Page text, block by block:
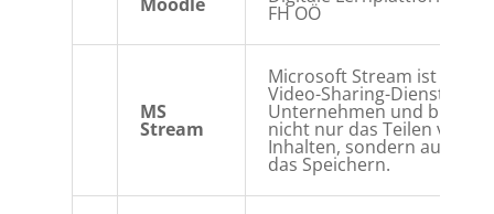
FH OÖ
MS
Stream
Microsoft Stream ist ein
Video-Sharing-Dienst für
Unternehmen und bietet
nicht nur das Teilen von
Inhalten, sondern auch
das Speichern.